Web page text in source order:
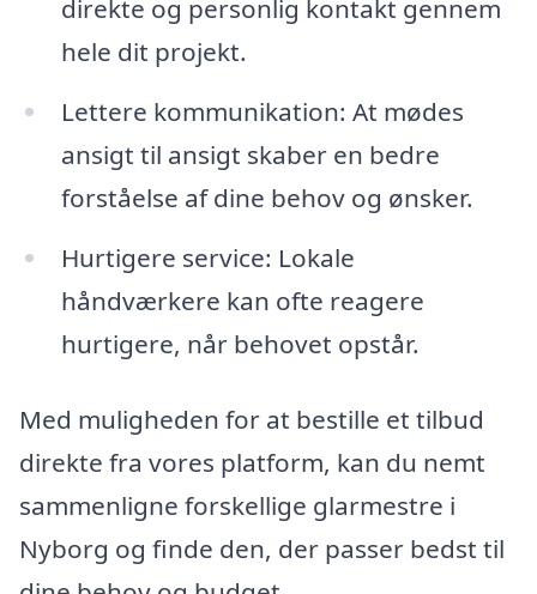
direkte og personlig kontakt gennem
hele dit projekt.
Lettere kommunikation: At mødes
ansigt til ansigt skaber en bedre
forståelse af dine behov og ønsker.
Hurtigere service: Lokale
håndværkere kan ofte reagere
hurtigere, når behovet opstår.
Med muligheden for at bestille et tilbud
direkte fra vores platform, kan du nemt
sammenligne forskellige glarmestre i
Nyborg og finde den, der passer bedst til